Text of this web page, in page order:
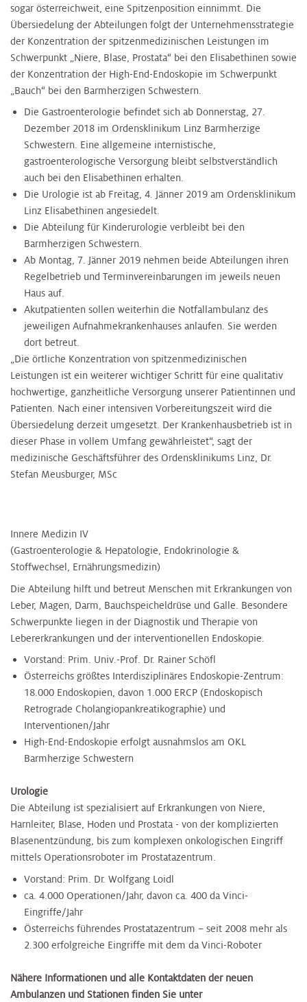
sogar österreichweit, eine Spitzenposition einnimmt. Die
Übersiedelung der Abteilungen folgt der Unternehmensstrategie
der Konzentration der spitzenmedizinischen Leistungen im
Schwerpunkt „Niere, Blase, Prostata“ bei den Elisabethinen sowie
der Konzentration der High-End-Endoskopie im Schwerpunkt
„Bauch“ bei den Barmherzigen Schwestern.
Die Gastroenterologie befindet sich ab Donnerstag, 27.
Dezember 2018 im Ordensklinikum Linz Barmherzige
Schwestern. Eine allgemeine internistische,
gastroenterologische Versorgung bleibt selbstverständlich
auch bei den Elisabethinen erhalten.
Die Urologie ist ab Freitag, 4. Jänner 2019 am Ordensklinikum
Linz Elisabethinen angesiedelt.
Die Abteilung für Kinderurologie verbleibt bei den
Barmherzigen Schwestern.
Ab Montag, 7. Jänner 2019 nehmen beide Abteilungen ihren
Regelbetrieb und Terminvereinbarungen im jeweils neuen
Haus auf.
Akutpatienten sollen weiterhin die Notfallambulanz des
jeweiligen Aufnahmekrankenhauses anlaufen. Sie werden
dort betreut.
„Die örtliche Konzentration von spitzenmedizinischen
Leistungen ist ein weiterer wichtiger Schritt für eine qualitativ
hochwertige, ganzheitliche Versorgung unserer Patientinnen und
Patienten. Nach einer intensiven Vorbereitungszeit wird die
Übersiedelung derzeit umgesetzt. Der Krankenhausbetrieb ist in
dieser Phase in vollem Umfang gewährleistet“, sagt der
medizinische Geschäftsführer des Ordensklinikums Linz, Dr.
Stefan Meusburger, MSc
Innere Medizin IV
(Gastroenterologie & Hepatologie, Endokrinologie &
Stoffwechsel, Ernährungsmedizin)
Die Abteilung hilft und betreut Menschen mit Erkrankungen von
Leber, Magen, Darm, Bauchspeicheldrüse und Galle. Besondere
Schwerpunkte liegen in der Diagnostik und Therapie von
Lebererkrankungen und der interventionellen Endoskopie.
Vorstand: Prim. Univ.-Prof. Dr. Rainer Schöfl
Österreichs größtes Interdisziplinäres Endoskopie-Zentrum:
18.000 Endoskopien, davon 1.000 ERCP (Endoskopisch
Retrograde Cholangiopankreatikographie) und
Interventionen/Jahr
High-End-Endoskopie erfolgt ausnahmslos am OKL
Barmherzige Schwestern
Urologie
Die Abteilung ist spezialisiert auf Erkrankungen von Niere,
Harnleiter, Blase, Hoden und Prostata - von der komplizierten
Blasenentzündung, bis zum komplexen onkologischen Eingriff
mittels Operationsroboter im Prostatazentrum.
Vorstand: Prim. Dr. Wolfgang Loidl
ca. 4.000 Operationen/Jahr, davon ca. 400 da Vinci-
Eingriffe/Jahr
Österreichs führendes Prostatazentrum – seit 2008 mehr als
2.300 erfolgreiche Eingriffe mit dem da Vinci-Roboter
Nähere Informationen und alle Kontaktdaten der neuen
Ambulanzen und Stationen finden Sie unter